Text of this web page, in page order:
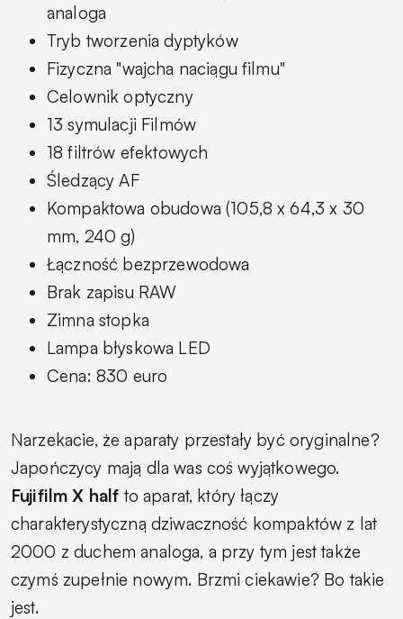
analoga
Tryb tworzenia dyptyków
Fizyczna "wajcha naciągu filmu"
Celownik optyczny
13 symulacji Filmów
18 filtrów efektowych
Śledzący AF
Kompaktowa obudowa (105,8 x 64,3 x 30
mm, 240 g)
Łączność bezprzewodowa
Brak zapisu RAW
Zimna stopka
Lampa błyskowa LED
Cena: 830 euro
Narzekacie, że aparaty przestały być oryginalne?
Japończycy mają dla was coś wyjątkowego.
Fujifilm X half to aparat, który łączy
charakterystyczną dziwaczność kompaktów z lat
2000 z duchem analoga, a przy tym jest także
czymś zupełnie nowym. Brzmi ciekawie? Bo takie
jest.